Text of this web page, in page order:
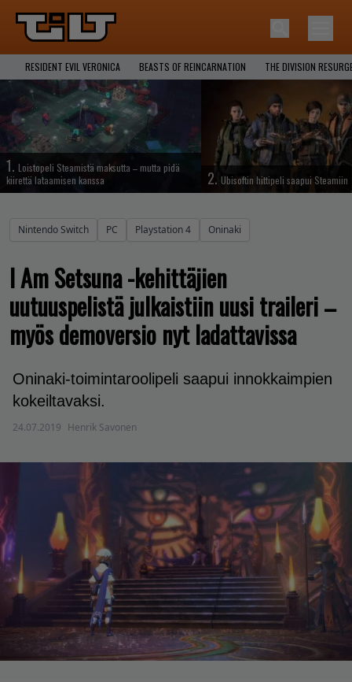
RESIDENT EVIL VERONICA BEASTS OF REINCARNATION THE DIVISION
1. Loistopeli Steamistä maksutta – mutta pidä
kiirettä lataamisen kanssa
2. Ubisoftin hittipeli saapui Steamiin
Nintendo Switch PC Playstation 4 Oninaki
I Am Setsuna -kehittäjien
uutuuspelistä julkaistiin uusi traileri –
myös demoversio nyt ladattavissa
Oninaki-toimintaroolipeli saapui innokkaimpien
kokeiltavaksi.
24.07.2019 Henrik Savonen